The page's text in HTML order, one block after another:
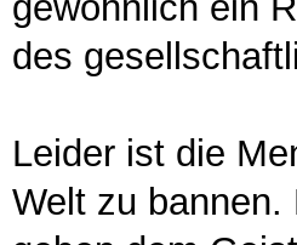
des
Leider ist die
Welt zu